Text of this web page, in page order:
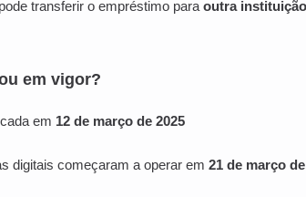
transferir o empréstimo paraoutra instituição
em vigor?
em 12 de março de 2025
digitais começaram a operar em21 de março